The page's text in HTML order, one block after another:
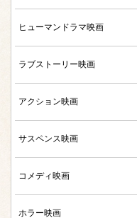
ヒューマンドラマ映画
ラブストーリー映画
アクション映画
サスペンス映画
コメディ映画
ホラー映画